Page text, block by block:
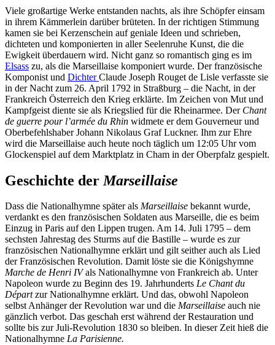
Viele großartige Werke entstanden nachts, als ihre Schöpfer einsam
in ihrem Kämmerlein darüber brüteten. In der richtigen Stimmung
kamen sie bei Kerzenschein auf geniale Ideen und schrieben,
dichteten und komponierten in aller Seelenruhe Kunst, die die
Ewigkeit überdauern wird. Nicht ganz so romantisch ging es im
Elsass zu, als die Marseillaise komponiert wurde. Der französische
Komponist und DichterClaude Joseph Rouget de Lisle verfasste sie
in der Nacht zum 26. April 1792 in Straßburg – die Nacht, in der
Frankreich Österreich den Krieg erklärte. Im Zeichen von Mut und
Kampfgeist diente sie als Kriegslied für die Rheinarmee. Der Chant
de guerre pour l’armée du Rhin widmete er dem Gouverneur und
Oberbefehlshaber Johann Nikolaus Graf Luckner. Ihm zur Ehre
wird die Marseillaise auch heute noch täglich um 12:05 Uhr vom
Glockenspiel auf dem Marktplatz in Cham in der Oberpfalz gespielt.
Geschichte der Marseillaise
Dass die Nationalhymne später als Marseillaise bekannt wurde,
verdankt es den französischen Soldaten aus Marseille, die es beim
Einzug in Paris auf den Lippen trugen. Am 14. Juli 1795 – dem
sechsten Jahrestag des Sturms auf die Bastille – wurde es zur
französischen Nationalhymne erklärt und gilt seither auch als Lied
der Französischen Revolution. Damit löste sie die Königshymne
Marche de Henri IVals Nationalhymne von Frankreich ab. Unter
Napoleon wurde zu Beginn des 19. Jahrhunderts Le Chant du
Départzur Nationalhymne erklärt. Und das, obwohl Napoleon
selbst Anhänger der Revolution war und die Marseillaise auch nie
gänzlich verbot. Das geschah erst während der Restauration und
sollte bis zur Juli-Revolution 1830 so bleiben. In dieser Zeit hieß die
Nationalhymne La Parisienne.